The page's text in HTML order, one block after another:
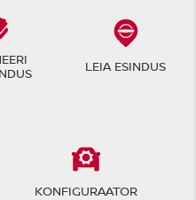
LEIA ESINDUS
KONFIGURAATOR